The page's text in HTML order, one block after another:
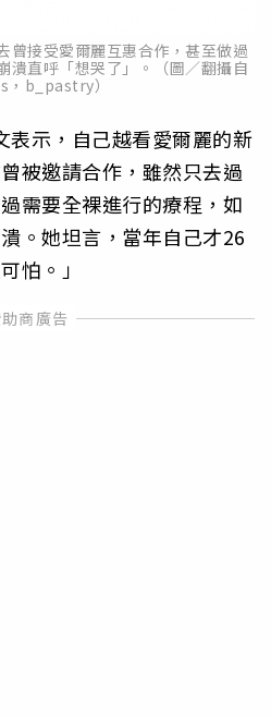
曾接受愛爾麗互惠合作，甚至做過
潰直呼「想哭了」。（圖／翻攝自
，b_pastry）
示，自己越看愛爾麗的新
被邀請合作，雖然只去過
需要全裸進行的療程，如
。她坦言，當年自己才26
怕。」